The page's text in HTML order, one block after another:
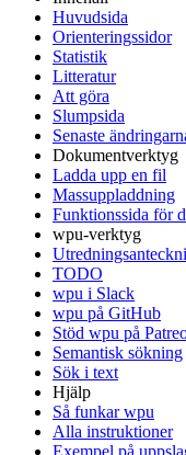
Huvudsida
Orienteringssidor
Statistik
Litteratur
Att göra
Slumpsida
Senaste
Dokumentverktyg
Ladda upp en fil
Massuppladdning
Funktionssida för
wpu-verktyg
TODO
wpu i Slack
wpu på GitHub
Stöd wpu på
Semantisk sökning
Sök i text
Hjälp
Så funkar wpu
Alla instruktioner
Exempel på